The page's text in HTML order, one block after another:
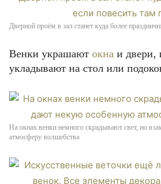
Дверной проём в зал станет куда более
Венки украшают окна и двери,
укладывают на стол или
На окнах венки немного скрадывают свет, но
атмосферу волшебства